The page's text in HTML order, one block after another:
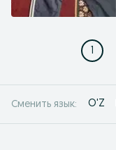
1
Сменить язык: O'Z